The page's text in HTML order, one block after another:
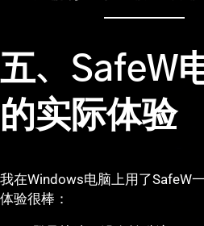
五、SafeW
的实际体验
我在Windows电脑上用了SafeW
体验很棒：